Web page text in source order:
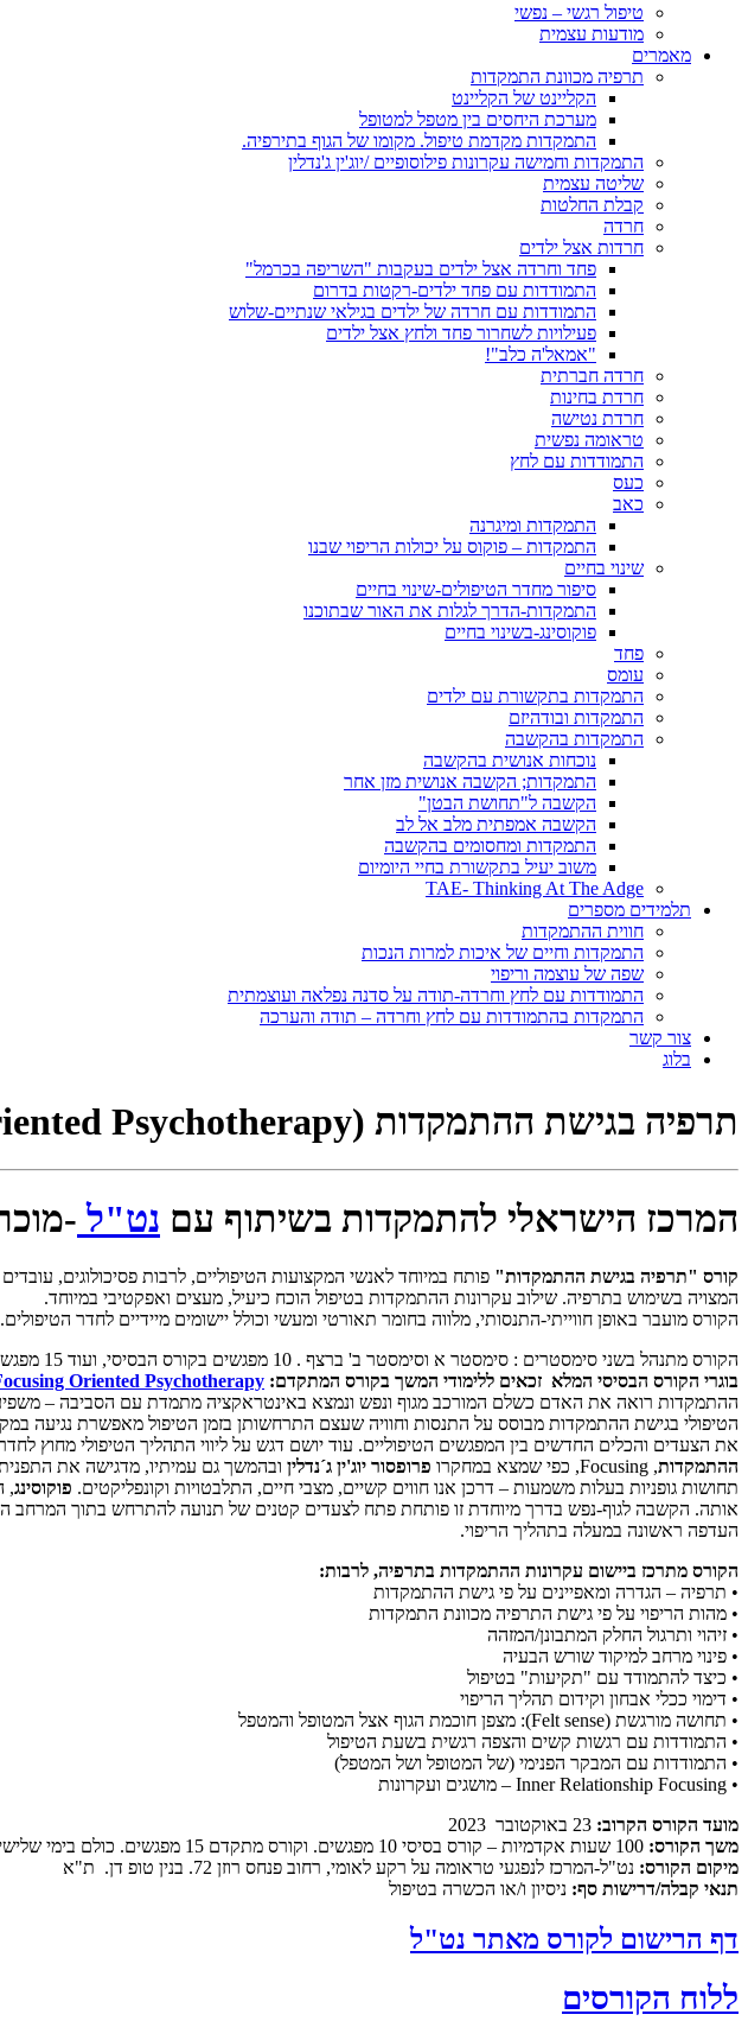
טיפול רגשי – נפשי
מודעות עצמית
מאמרים
תרפיה מכוונת התמקדות
הקליינט של הקליינט
מערכת היחסים בין מטפל למטופל
התמקדות מקדמת טיפול. מקומו של הגוף בתירפיה.
התמקדות וחמישה עקרונות פילוסופיים /יוג'ין ג'נדלין
שליטה עצמית
קבלת החלטות
חרדה
חרדות אצל ילדים
פחד וחרדה אצל ילדים בעקבות "השריפה בכרמל"
התמודדות עם פחד ילדים-רקטות בדרום
התמודדות עם חרדה של ילדים בגילאי שנתיים-שלוש
פעילויות לשחרור פחד ולחץ אצל ילדים
"אמאל'ה כלב"!
חרדה חברתית
חרדת בחינות
חרדת נטישה
טראומה נפשית
התמודדות עם לחץ
כעס
כאב
התמקדות ומיגרנה
התמקדות – פוקוס על יכולות הריפוי שבנו
שינוי בחיים
סיפור מחדר הטיפולים-שינוי בחיים
התמקדות-הדרך לגלות את האור שבתוכנו
פוקוסינג-בשינוי בחיים
פחד
עומס
התמקדות בתקשורת עם ילדים
התמקדות ובודהיזם
התמקדות בהקשבה
נוכחות אנושית בהקשבה
התמקדות; הקשבה אנושית מזן אחר
הקשבה ל"תחושת הבטן"
הקשבה אמפתית מלב אל לב
התמקדות ומחסומים בהקשבה
משוב יעיל בתקשורת בחיי היומיום
TAE- Thinking At The Adge
תלמידים מספרים
חווית ההתמקדות
התמקדות וחיים של איכות למרות הנכות
שפה של עוצמה וריפוי
התמודדות עם לחץ וחרדה-תודה על סדנה נפלאה ועוצמתית
התמקדות בהתמודדות עם לחץ וחרדה – תודה והערכה
צור קשר
בלוג
תרפיה בגישת ההתמקדות (Focusing Oriented Psychotherapy)
המרכז הישראלי להתמקדות בשיתוף עם נט"ל -
קורס "תרפיה בגישת ההתמקדות" פותח במיוחד לאנשי המקצועות הטיפוליים, לרבות פסיכולוגים,
המצויה בשימוש בתרפיה. שילוב עקרונות ההתמקדות בטיפול הוכח כיעיל, מעצים ואפקטיבי במיוחד.
הקורס מועבר באופן חווייתי-התנסותי, מלווה בחומר תאורטי ומעשי וכולל יישומים מיידיים לחדר הטיפולים.
הקורס מתנהל בשני סימסטרים : סימסטר א וסימסטר ב' ברצף . 10 מפגשים בקורס הבסיסי, ועוד 15 מפגשים בקורס המתקדם. סה"כ 100 שעות אקדמיות.
בוגרי הקורס הבסיסי המלא זכאים ללימודי המשך בקורס המתקדם: Oriented Psychotherapy
ההתמקדות רואה את האדם כשלם המורכב מגוף ונפש ונמצא באינטראקציה מתמדת עם הסביבה – משפיע
הטיפולי בגישת ההתמקדות מבוסס על התנסות וחוויה שעצם התרחשותן בזמן הטיפול מאפשרת נגיעה
את הצעדים והכלים החדשים בין המפגשים הטיפוליים. עוד יושם דגש על ליווי התהליך הטיפולי מחוץ
ההתמקדות, Focusing, כפי שמצא במחקרו פרופסור יוג'ין ג´נדלין ובהמשך גם עמיתיו, מדגישה את
תחושות גופניות בעלות משמעות – דרכן אנו חווים קשיים, מצבי חיים, התלבטויות וקונפליקטים. פוקוסינג,
אותה. הקשבה לגוף-נפש בדרך מיוחדת זו פותחת פתח לצעדים קטנים של תנועה להתרחש בתוך המרחב
העדפה ראשונה במעלה בתהליך הריפוי.
הקורס מתרכז ביישום עקרונות ההתמקדות בתרפיה, לרבות:
• תרפיה – הגדרה ומאפיינים על פי גישת ההתמקדות
• מהות הריפוי על פי גישת התרפיה מכוונת התמקדות
• זיהוי ותרגול החלק המתבונן/המזהה
• פינוי מרחב למיקוד שורש הבעיה
• כיצד להתמודד עם "תקיעות" בטיפול
• דימוי ככלי אבחון וקידום תהליך הריפוי
• תחושה מורגשת (Felt sense): מצפן חוכמת הגוף אצל המטופל והמטפל
• התמודדות עם רגשות קשים והצפה רגשית בשעת הטיפול
• התמודדות עם המבקר הפנימי (של המטופל ושל המטפל)
• Inner Relationship Focusing – מושגים ועקרונות
מועד הקורס הקרוב: 23 באוקטובר 2023
משך הקורס: 100 שעות אקדמיות – קורס בסיסי 10 מפגשים. וקורס מתקדם 15 מפגשים. כולם בימי שלישי, אחת לשבוע, 16:00-19:15 בקורס 2 סימסטרים
מיקום הקורס: נט"ל-המרכז לנפגעי טראומה על רקע לאומי, רחוב פנחס רוזן 72. בנין טופ דן. ת"א
תנאי קבלה/דרישות סף: ניסיון ו/או הכשרה בטיפול
דף הרישום לקורס מאתר נט"ל
ללוח הקורסים